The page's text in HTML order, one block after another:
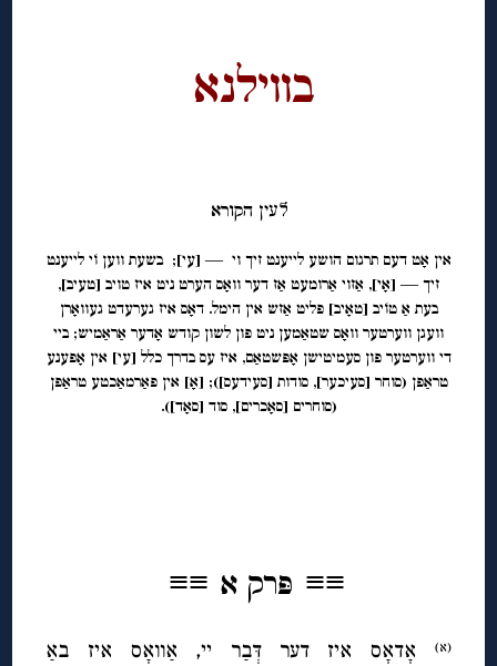
בווילנא
לעין הקורא
אין אָט דעם תרגום הושע לייענט זיךוי — [עי]; בשעת וועןוֹי לייענט
זיך — [אָי], אַזוי אַרומעט אַז דער וואָס הערט ניט איז טויב [טעיב],
בעת אַ טוֹיב [טאָיב] פליט אַזש אין הימל. דאָס איז גערעדט געוואָרן
וועגן ווערטער וואָס שטאַמען ניט פון לשון קודש אָדער אַראַמיש; ביי
די ווערטער פון סעמיטישן אָפּשטאַם, איז עס בדרך כלל [עי] אין אָפענע
טראַפן (סוחר [סעיכער], סודות [סעידעס]); [אָ] אין פאַרמאַכטע טראַפן
(סוחרים [סאָכרים], סוד [סאָד]).
≡≡ פּרק א ≡≡
(א)
אָדאָס איז דער דְּבַר יי, אַוואָס איז באַ